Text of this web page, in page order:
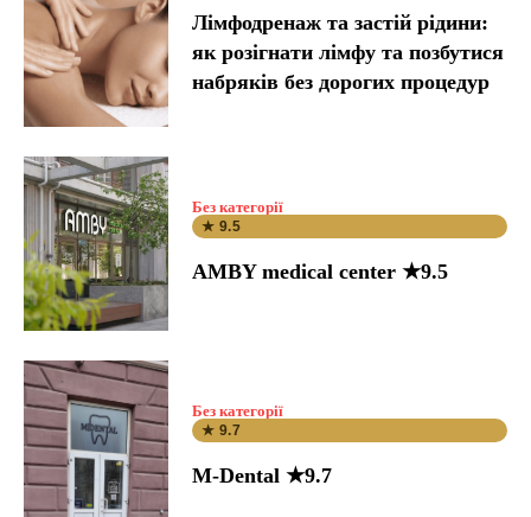
Лімфодренаж та застій рідини:
як розігнати лімфу та позбутися
набряків без дорогих процедур
Без категорії
★ 9.5
AMBY medical center ★9.5
Без категорії
★ 9.7
M-Dental ★9.7